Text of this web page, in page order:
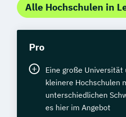
Alle Hochschulen in
Pro
Eine große Universität
kleinere Hochschulen
unterschiedlichen
es hier im Angebot